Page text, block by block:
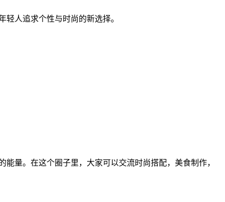
人追求个性与时尚的新选择。
量。在这个圈子里，大家可以交流时尚搭配，美食制作，